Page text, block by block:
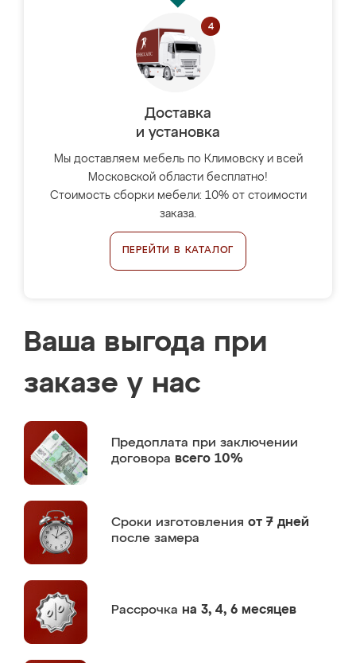
Доставка
и установка
Мы доставляем мебель по Климовску и всей
Московской области бесплатно!
Стоимость сборки мебели: 10% от стоимости
заказа.
ПЕРЕЙТИ В КАТАЛОГ
Ваша выгода при
заказе у нас
Предоплата при заключении
договора всего 10%
Сроки изготовления от 7 дней
после замера
Рассрочка на 3, 4, 6 месяцев